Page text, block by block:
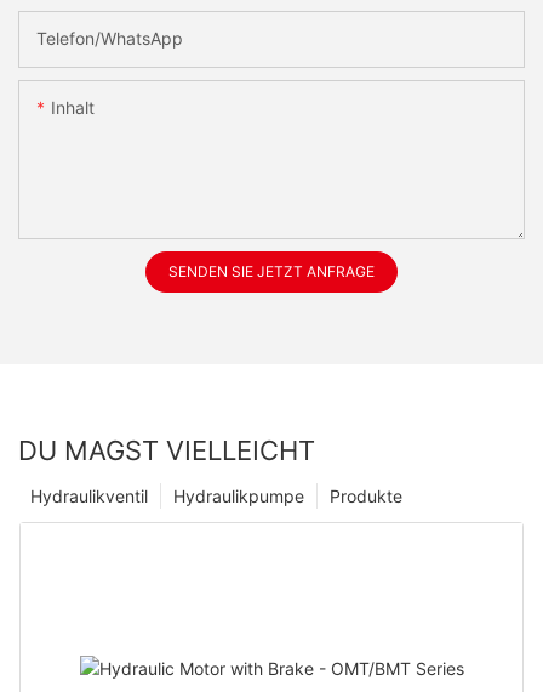
Telefon/WhatsApp
Inhalt
SENDEN SIE JETZT ANFRAGE
DU MAGST VIELLEICHT
Produkte
Hydraulikpumpe
Hydraulikventil